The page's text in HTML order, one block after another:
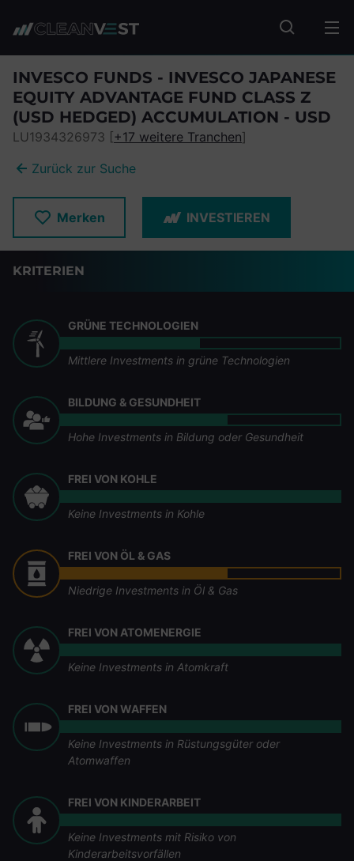
Fonds
INVESCO FUNDS - INVESCO JAPANESE
EQUITY ADVANTAGE FUND CLASS Z
(USD HEDGED) ACCUMULATION - USD
LU1934326973 [+17 weitere Tranchen]
Zurück zur Suche
Merken INVESTIEREN
KRITERIEN
GRÜNE TECHNOLOGIEN
Mittlere Investments in grüne Technologien
BILDUNG & GESUNDHEIT
Hohe Investments in Bildung oder Gesundheit
FREI VON KOHLE
Keine Investments in Kohle
FREI VON ÖL & GAS
Niedrige Investments in Öl & Gas
FREI VON ATOMENERGIE
Keine Investments in Atomkraft
FREI VON WAFFEN
Keine Investments in Rüstungsgüter oder
Atomwaffen
FREI VON KINDERARBEIT
Keine Investments mit Risiko von
Kinderarbeitsvorfällen